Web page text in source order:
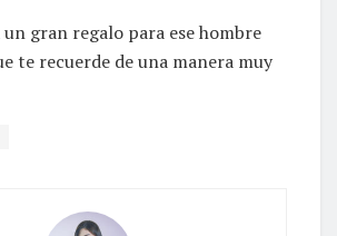
un gran regalo para ese hombre
te recuerde de una manera muy